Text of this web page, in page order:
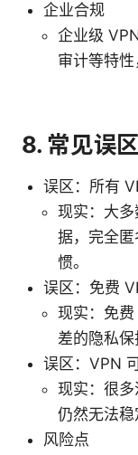
企业合规
企业级
审计等特性
8. 常见误
误区：所有
现实：大
据，完全
惯。
误区：免费
现实：免
差的隐私保
误区：VPN
现实：很
仍然无法稳
风险点